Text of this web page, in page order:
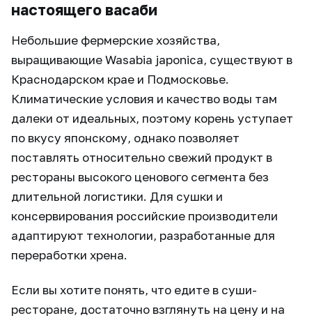
настоящего васаби
Небольшие фермерские хозяйства,
выращивающие Wasabia japonica, существуют в
Краснодарском крае и Подмосковье.
Климатические условия и качество воды там
далеки от идеальных, поэтому корень уступает
по вкусу японскому, однако позволяет
поставлять относительно свежий продукт в
рестораны высокого ценового сегмента без
длительной логистики. Для сушки и
консервирования российские производители
адаптируют технологии, разработанные для
переработки хрена.
Если вы хотите понять, что едите в суши-
ресторане, достаточно взглянуть на цену и на